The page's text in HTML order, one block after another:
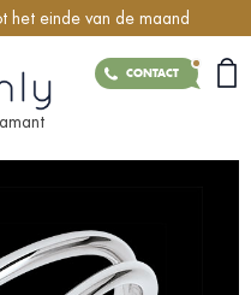
het einde van de maand
CONTACT